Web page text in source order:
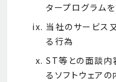
タープログラム
当社のサービス
る行為
ST等との面談内
るソフトウェア